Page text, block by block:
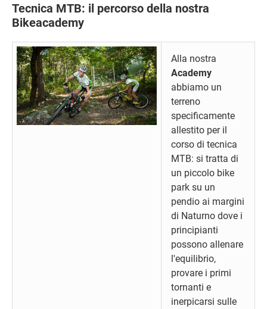
Tecnica MTB: il percorso della nostra
Bikeacademy
Alla nostra
Academy
abbiamo un
terreno
specificamente
allestito per il
corso di tecnica
MTB: si tratta di
un piccolo bike
park su un
pendio ai margini
di Naturno dove i
principianti
possono allenare
l'equilibrio,
provare i primi
tornanti e
inerpicarsi sulle